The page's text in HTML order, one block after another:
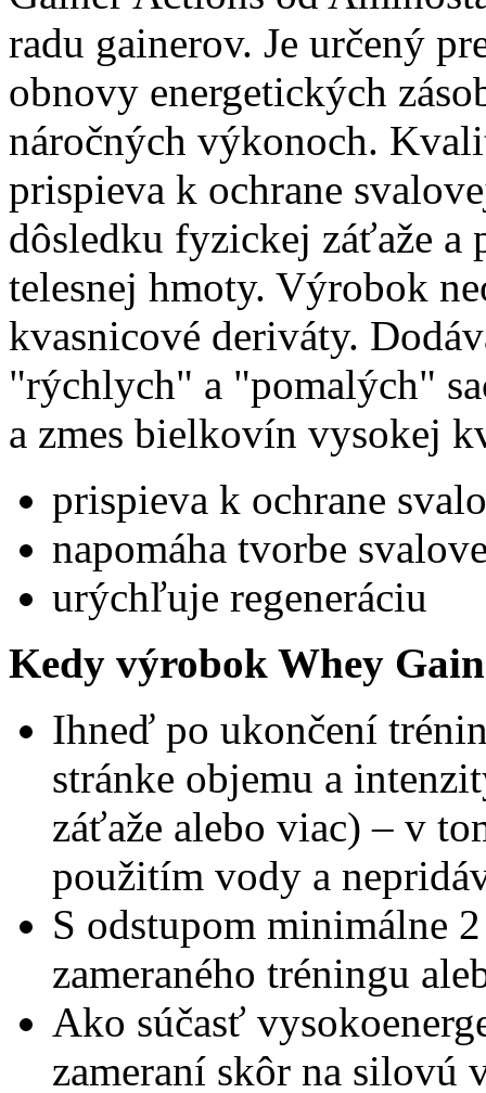
radu gainerov. Je určený
obnovy energetických
náročných výkonoch.
prispieva k ochrane
dôsledku fyzickej záťaže
telesnej hmoty. Výrobok
kvasnicové deriváty.
"rýchlych" a "pomalých"
a zmes bielkovín vysokej
prispieva k ochrane
napomáha tvorbe
urýchľuje regeneráciu
Kedy výrobok Whey
Ihneď po ukončení
stránke objemu a
záťaže alebo viac) – v
použitím vody a
S odstupom minimálne
zameraného tréningu
Ako súčasť
zameraní skôr na